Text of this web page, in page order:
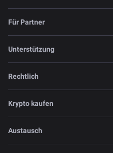
Für Partner
Unterstützung
Rechtlich
Krypto kaufen
Austausch